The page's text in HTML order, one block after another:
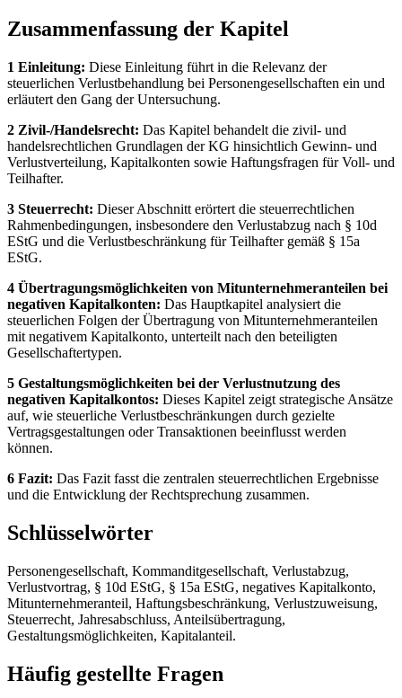
Zusammenfassung der Kapitel
1 Einleitung: Diese Einleitung führt in die Relevanz der
steuerlichen Verlustbehandlung bei Personengesellschaften ein und
erläutert den Gang der Untersuchung.
2 Zivil-/Handelsrecht: Das Kapitel behandelt die zivil- und
handelsrechtlichen Grundlagen der KG hinsichtlich Gewinn- und
Verlustverteilung, Kapitalkonten sowie Haftungsfragen für Voll- und
Teilhafter.
3 Steuerrecht: Dieser Abschnitt erörtert die steuerrechtlichen
Rahmenbedingungen, insbesondere den Verlustabzug nach § 10d
EStG und die Verlustbeschränkung für Teilhafter gemäß § 15a
EStG.
4 Übertragungsmöglichkeiten von Mitunternehmeranteilen bei
negativen Kapitalkonten: Das Hauptkapitel analysiert die
steuerlichen Folgen der Übertragung von Mitunternehmeranteilen
mit negativem Kapitalkonto, unterteilt nach den beteiligten
Gesellschaftertypen.
5 Gestaltungsmöglichkeiten bei der Verlustnutzung des
negativen Kapitalkontos: Dieses Kapitel zeigt strategische Ansätze
auf, wie steuerliche Verlustbeschränkungen durch gezielte
Vertragsgestaltungen oder Transaktionen beeinflusst werden
können.
6 Fazit: Das Fazit fasst die zentralen steuerrechtlichen Ergebnisse
und die Entwicklung der Rechtsprechung zusammen.
Schlüsselwörter
Personengesellschaft, Kommanditgesellschaft, Verlustabzug,
Verlustvortrag, § 10d EStG, § 15a EStG, negatives Kapitalkonto,
Mitunternehmeranteil, Haftungsbeschränkung, Verlustzuweisung,
Steuerrecht, Jahresabschluss, Anteilsübertragung,
Gestaltungsmöglichkeiten, Kapitalanteil.
Häufig gestellte Fragen